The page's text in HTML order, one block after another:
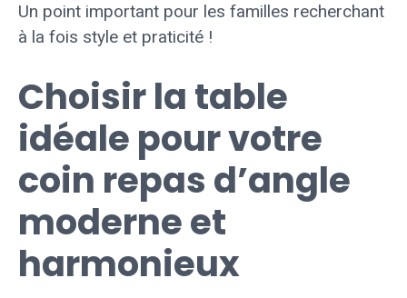
Un point important pour les familles recherchant
à la fois style et praticité !
Choisir la table
idéale pour votre
coin repas d’angle
moderne et
harmonieux